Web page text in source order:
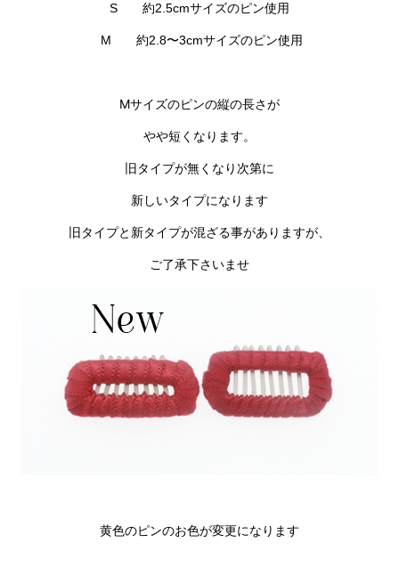
S 約2.5cmサイズのピン使用
M 約2.8〜3cmサイズのピン使用
Mサイズのピンの縦の長さが
やや短くなります。
旧タイプが無くなり次第に
新しいタイプになります
旧タイプと新タイプが混ざる事がありますが、
ご了承下さいませ
黄色のピンのお色が変更になります